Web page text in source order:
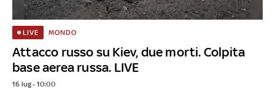
Attacco russo su Kiev, due morti. Colpita
base aerea russa. LIVE
LIVE MONDO
16 lug - 10:00